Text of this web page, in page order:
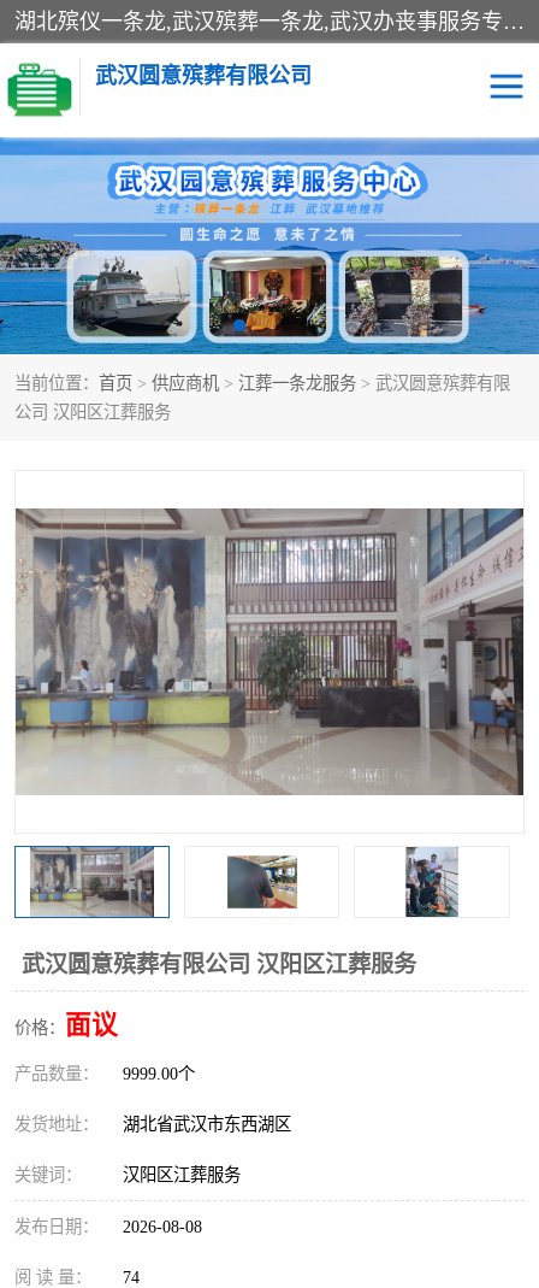
湖北殡仪一条龙,武汉殡葬一条龙,武汉办丧事服务专理红白佛事、病人临终关怀、医院或家中老人去世穿寿衣、灵车遗体接运、殡仪馆告别厅预约、办理火葬场手续、民俗丧事策划、遗体告别仪式、民俗礼仪服务、殡葬礼仪策划、陵园墓位导购、寺庙塔位择吉、往生功德策划、民俗功德策划、异地殡葬礼仪服务、异地骨灰接送返乡
武汉圆意殡葬有限公司
当前位置： 首页 > 供应商机 > 江葬一条龙服务 > 武汉圆意殡葬有限
公司 汉阳区江葬服务
武汉圆意殡葬有限公司 汉阳区江葬服务
价格： 面议
产品数量： 9999.00个
发货地址： 湖北省武汉市东西湖区
关键词： 汉阳区江葬服务
发布日期： 2026-08-08
阅 读 量： 74
殡葬一条龙服务 江葬一条龙服务
武汉锦辉天堂文化园 仙鹤湖湿地公园
长乐园陵园 万福净土陵园
武汉市阳逻九龙宫陵园 石门峰人文纪念园